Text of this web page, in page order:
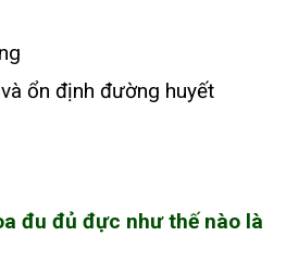
ổn định đường huyết
đu đủ đực như thế nào là